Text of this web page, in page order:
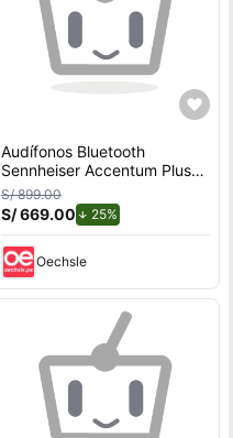
Audífonos Bluetooth
Sennheiser Accentum Plus
Audio Hi-Fi cancelación de
ruido 50h negro
S/ 899.00
S/ 669.00 25%de descuento.
Oechsle